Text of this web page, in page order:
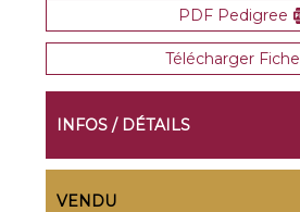
PDF Pedigree
Télécharger Fiche
INFOS / DÉTAILS
VENDU